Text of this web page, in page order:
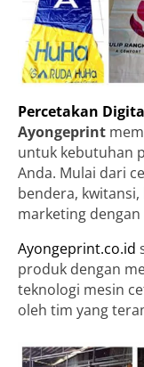
Percetakan
Ayongeprint
untuk kebutuhan
Anda. Mulai dari
bendera,
marketing
Ayongeprint.co.id
produk dengan
teknologi mesin
oleh tim yang